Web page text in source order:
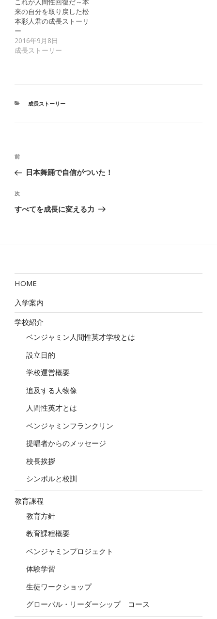
これが人間性回復だ～本
来の自分を取り戻した松
本彩人君の成長ストーリ
ー
2016年9月8日
成長ストーリー
カ
成長ストーリー
投
ナ
ビ
ゲ
前
の
稿
前
日本舞踊で自信がついた！
次
の
次
すべてを成長に変える力
HOME
入学案内
学校紹介
ベンジャミン人間性英才学校とは
設立目的
学校運営概要
追及する人物像
人間性英才とは
ベンジャミンフランクリン
提唱者からのメッセージ
校長挨拶
シンボルと校訓
教育課程
教育方針
教育課程概要
ベンジャミンプロジェクト
体験学習
生徒ワークショップ
グローバル・リーダーシップ コース